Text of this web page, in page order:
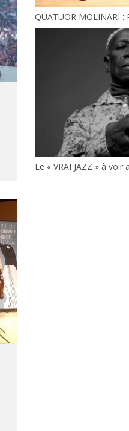
QUATUOR MOLINARI
Le « VRAI JAZZ » à voir